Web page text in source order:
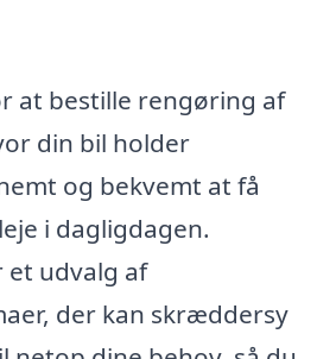
at bestille rengøring af
din bil holder
og bekvemt at få
i dagligdagen.
et udvalg af
der kan skræddersy